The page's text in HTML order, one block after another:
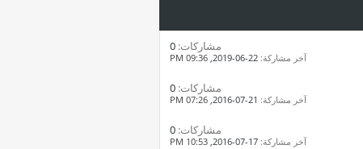
مشاركات:
آخر مشاركة: 09:36 PM
مشاركات:
آخر مشاركة: 07:26 PM
مشاركات:
آخر مشاركة: 10:53 PM